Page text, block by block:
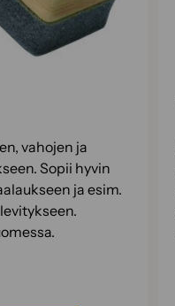
vahojen ja
Sopii hyvin
ja esim.